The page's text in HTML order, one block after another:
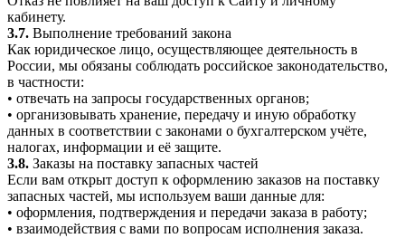
кабинету.
3.7. Выполнение требований закона
Как юридическое лицо, осуществляющее деятельность в
России, мы обязаны соблюдать российское законодательство,
в частности:
• отвечать на запросы государственных органов;
• организовывать хранение, передачу и иную обработку
данных в соответствии с законами о бухгалтерском учёте,
налогах, информации и её защите.
3.8. Заказы на поставку запасных частей
Если вам открыт доступ к оформлению заказов на поставку
запасных частей, мы используем ваши данные для:
• оформления, подтверждения и передачи заказа в работу;
• взаимодействия с вами по вопросам исполнения заказа.